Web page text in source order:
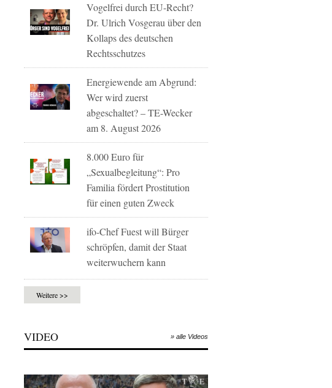
Vogelfrei durch EU-Recht?
Dr. Ulrich Vosgerau über den
Kollaps des deutschen
Rechtsschutzes
Energiewende am Abgrund:
Wer wird zuerst
abgeschaltet? – TE-Wecker
am 8. August 2026
8.000 Euro für
„Sexualbegleitung“: Pro
Familia fördert Prostitution
für einen guten Zweck
ifo-Chef Fuest will Bürger
schröpfen, damit der Staat
weiterwuchern kann
Weitere >>
VIDEO » alle Videos